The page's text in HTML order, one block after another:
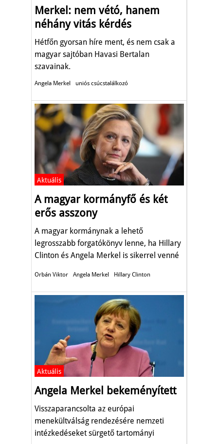
Merkel: nem vétó, hanem
néhány vitás kérdés
Hétfőn gyorsan híre ment, és nem csak a
magyar sajtóban Havasi Bertalan
szavainak.
Angela Merkel uniós csúcstalálkozó
Aktuális
A magyar kormányfő és két
erős asszony
A magyar kormánynak a lehető
legrosszabb forgatókönyv lenne, ha Hillary
Clinton és Angela Merkel is sikerrel venné
Orbán Viktor Angela Merkel Hillary Clinton
Aktuális
Angela Merkel bekeményített
Visszaparancsolta az európai
menekültválság rendezésére nemzeti
intézkedéseket sürgető tartományi